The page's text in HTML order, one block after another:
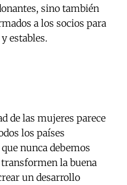
sino también
a los socios para
estables.
de las mujeres parece
los países
nunca debemos
la buena
un desarrollo